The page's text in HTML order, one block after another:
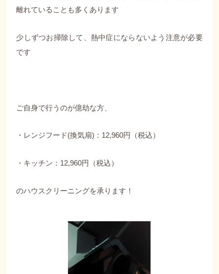
離れていることも多くあります
少しずつお掃除して、熱中症にならないよう注意が必要
です
ご自身で行うのが億劫な方、
・レンジフード(換気扇)：12,960円（税込）
・キッチン：12,960円（税込）
のハウスクリーニングを承ります！